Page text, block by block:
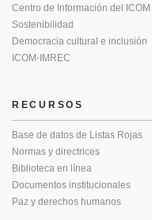
Centro de Información del ICOM
Sostenibilidad
Democracia cultural e inclusión
ICOM-IMREC
RECURSOS
Base de datos de Listas Rojas
Normas y directrices
Biblioteca en línea
Documentos institucionales
Paz y derechos humanos